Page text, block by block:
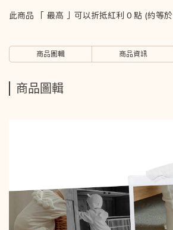
此商品 「 最高 」可以折抵紅利 0 點 (約等於
商品圖輯 商品資訊
商品圖輯